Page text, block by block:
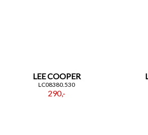
LEE COOPER
LC08380.530
290,-